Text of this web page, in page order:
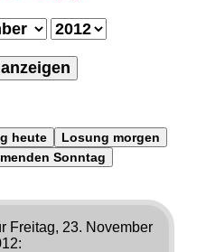
heute
Losung morgen
Sonntag
Freitag, 23. November